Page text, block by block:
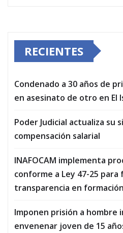
RECIENTES
Condenado a 30 años de
en asesinato de otro en El
Poder Judicial actualiza su
compensación salarial
INAFOCAM implementa
conforme a Ley 47-25
transparencia en
Imponen prisión a hombre
envenenar joven de 15